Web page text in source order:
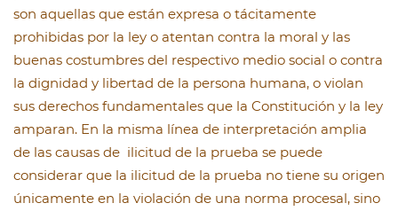
son aquellas que están expresa o tácitamente
prohibidas por la ley o atentan contra la moral y las
buenas costumbres del respectivo medio social o contra
la dignidad y libertad de la persona humana, o violan
sus derechos fundamentales que la Constitución y la ley
amparan. En la misma línea de interpretación amplia
de las causas de ilicitud de la prueba se puede
considerar que la ilicitud de la prueba no tiene su origen
únicamente en la violación de una norma procesal, sino